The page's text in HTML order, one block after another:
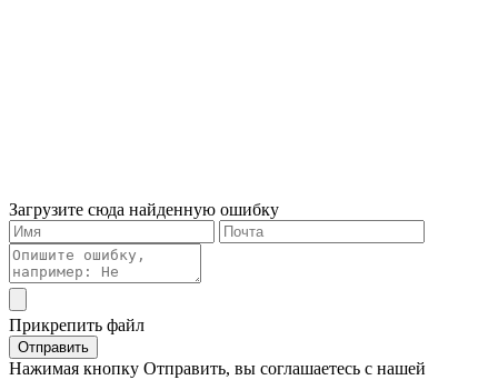
Загрузите сюда найденную ошибку
Прикрепить файл
Отправить
Нажимая кнопку Отправить, вы соглашаетесь с нашей